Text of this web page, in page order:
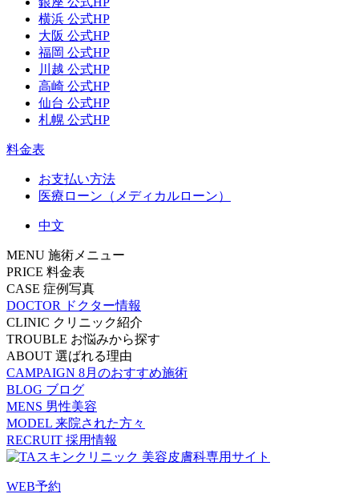
横浜 公式HP
大阪 公式HP
福岡 公式HP
川越 公式HP
高崎 公式HP
仙台 公式HP
札幌 公式HP
料金表
お支払い方法
医療ローン（メディカルローン）
中文
MENU 施術メニュー
PRICE 料金表
CASE 症例写真
DOCTOR
ドクター情報
CLINIC クリニック紹介
TROUBLE お悩みから探す
ABOUT 選ばれる理由
CAMPAIGN 8月のおすすめ施術
BLOG ブログ
MENS 男性美容
MODEL 来院された方々
RECRUIT 採用情報
WEB予約